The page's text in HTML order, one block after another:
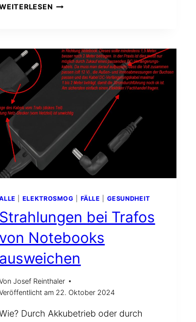
MIT
KÖNNEN
LAUT
DR.
NELSON
SOGAR
NEGATIVE
WESENHAFTE
BELASTUNGEN
FESTGESTELLT
UND
BESEITIGT
–
MIT
ALS
AUCH
OHNE
RUTE
PENDEL
ELEKTROSMOG FÄLLE GESUNDHEIT
Strahlungen bei Trafos
von Notebooks
ausweichen
Josef Reinthaler
am 22. Oktober 2024
Durch Akkubetrieb oder durch